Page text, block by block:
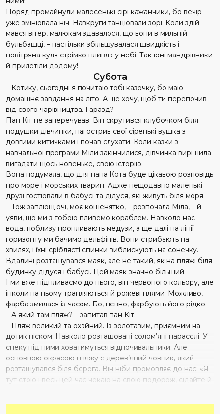
Поряд промайнули малесенькі сірі кажанчики, бо вечір
уже змінювала ніч. Навкруги танцювали зорі. Коли здій­
мався вітер, малюкам здавалося, що вони в мильній
бульбашці, – настільки збільшувалася швидкість і
повітряна куля стрімко пливла у небі. Так юні мандрівники
й прилетіли додому!
Субота
– Котику, сьогодні я почитаю тобі казочку, бо маю
домашнє завдання на літо. А ще хочу, щоб ти перепочив
від свого чарівництва. Гаразд?
Пан Кіт не заперечував. Він скрутився клубочком біля
подушки дівчинки, нагострив свої сіренькі вушка з
довгими китичками і почав слухати. Коли казки з
навчальної програми Міли закінчилися, дівчинка вирішила
вигадати щось новеньке, свою історію.
Вона подумала, що для пана Кота буде цікавою розповідь
про море і морських тварин. Адже нещодавно маленькі
друзі гостювали в бабусі та дідуся, які живуть біля моря.
– Тож заплющ очі, моє кошенятко, – розпочала Міла, – й
уяви, що ми з тобою пливемо кораблем. Навколо нас –
вода, поблизу пропливають медузи, а ще далі на лінії
горизонту ми бачимо дельфінів. Вони стрибають на
хвилях, і їхні сріблясті спинки виблискують на сонечку.
Вдалині розташувався маяк, але не такий, як на пляжі біля
будинку дідуся і бабусі. Цей маяк значно більший.
І ми вже підпливаємо до нього, він червоного кольору, але
інколи на ньому трапляються й рожеві плями. Можливо,
фарба змилася із часом. Бо, певно, фарбують його рідко.
– А який там пляж? – запитав пан Кіт.
– Пляж великий та охайний. Із золотавим, приємним на
дотик піском. Навколо розташовані солом’яні парасолі. У
спеку під ними ховатимуться відпочивальники. Але
основною окрасою пляжу є дерев’яний човник, який
розташувався біля берега. Він ніби промовляє до нас: «Я
тут стою і весь цей час чекаю на свою подорож, сідайте й